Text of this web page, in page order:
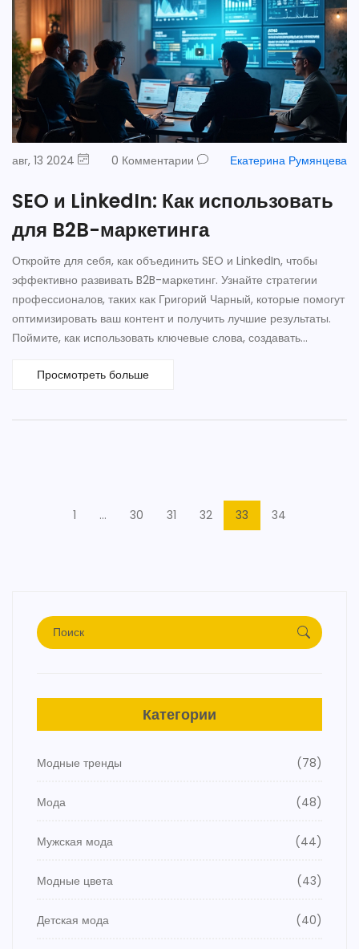
авг, 13 2024 0 Комментарии Екатерина Румянцева
SEO и LinkedIn: Как использовать
для B2B-маркетинга
Откройте для себя, как объединить SEO и LinkedIn, чтобы
эффективно развивать B2B-маркетинг. Узнайте стратегии
профессионалов, таких как Григорий Чарный, которые помогут
оптимизировать ваш контент и получить лучшие результаты.
Поймите, как использовать ключевые слова, создавать
продвижения вашего бизнеса на LinkedIn.
Просмотреть больше
1 … 30 31 32 33 34
Категории
Модные тренды (78)
Мода (48)
Мужская мода (44)
Модные цвета (43)
Детская мода (40)